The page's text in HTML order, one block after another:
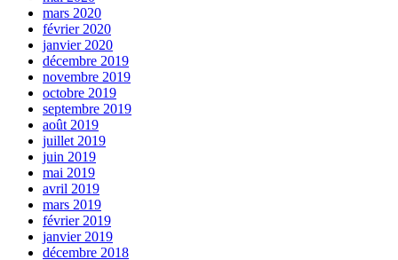
mars 2020
février 2020
janvier 2020
décembre 2019
novembre 2019
octobre 2019
septembre 2019
août 2019
juillet 2019
juin 2019
mai 2019
avril 2019
mars 2019
février 2019
janvier 2019
décembre 2018